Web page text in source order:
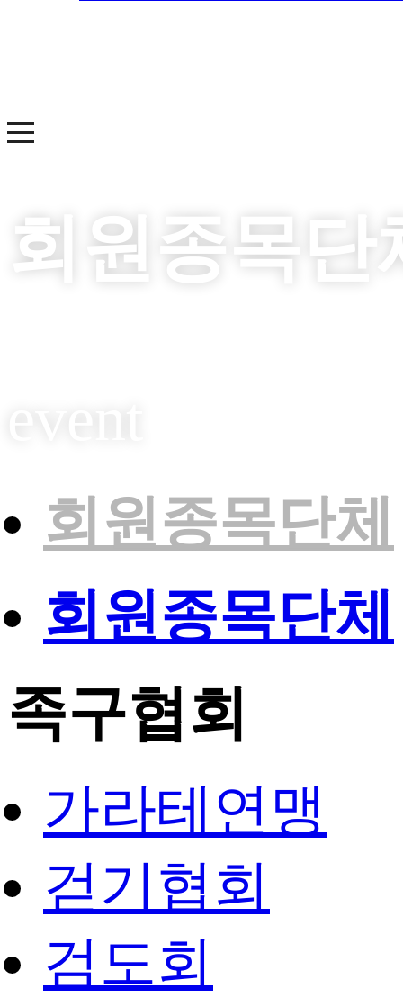
회원종목단
회원종목단체
회원종목단체
족구협회
가라테연맹
걷기협회
검도회